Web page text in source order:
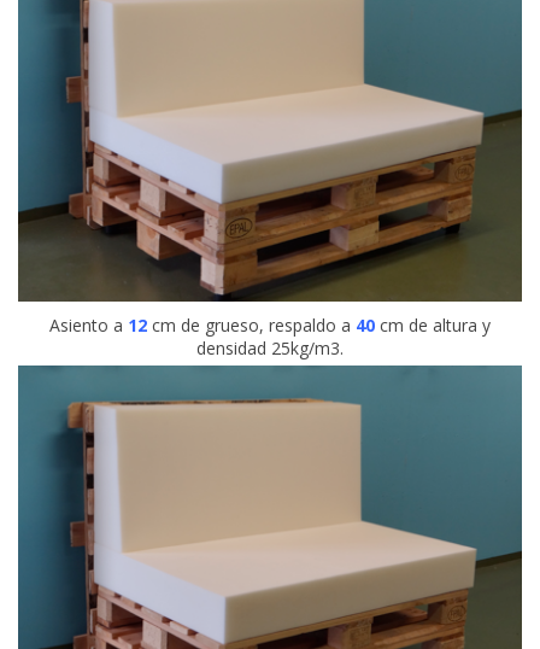
Asiento a 12 cm de grueso, respaldo a 40 cm de altura y
densidad 25kg/m3.